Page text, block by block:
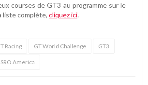
courses de GT3 au programme sur le
liste complète, cliquez ici.
Racing GT World Challenge GT3
SRO America